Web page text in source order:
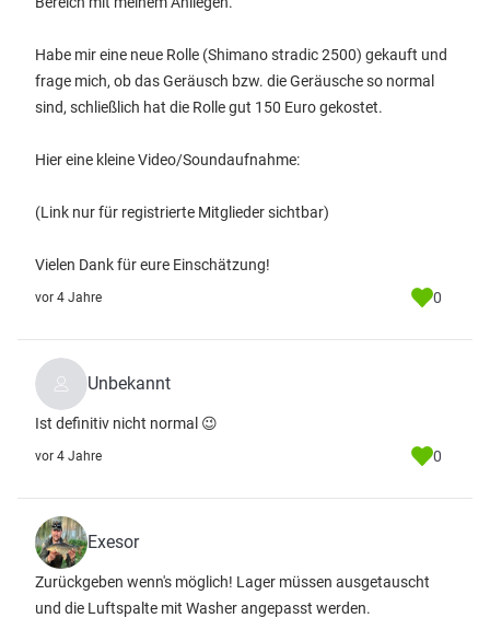
Habe mir eine neue Rolle (Shimano stradic 2500) gekauft und
frage mich, ob das Geräusch bzw. die Geräusche so normal
sind, schließlich hat die Rolle gut 150 Euro gekostet.
Hier eine kleine Video/Soundaufnahme:
(Link nur für registrierte Mitglieder sichtbar)
Vielen Dank für eure Einschätzung!
vor 4 Jahre 0
Unbekannt
Ist definitiv nicht normal 😉
vor 4 Jahre 0
Exesor
Zurückgeben wenn's möglich! Lager müssen ausgetauscht
und die Luftspalte mit Washer angepasst werden.